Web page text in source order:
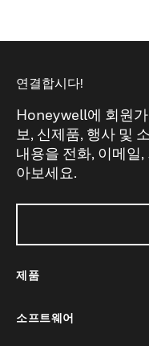
연결합시다!
Honeywell에 회원
보, 신제품, 행사 및
내용을 전화, 이메일
아보세요.
제품
소프트웨어